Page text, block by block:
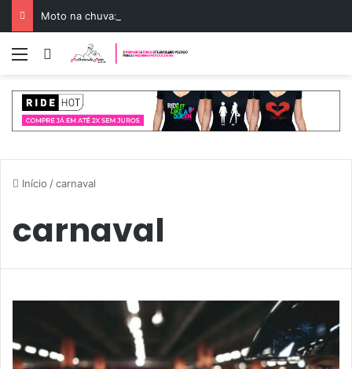
Moto na chuva: guia para pilotar com segurança
Menu Entrar
Início /carnaval
carnaval